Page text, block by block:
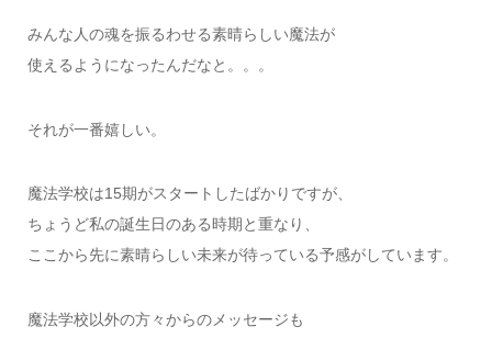
みんな人の魂を振るわせる素晴らしい魔法が
使えるようになったんだなと。。。
それが一番嬉しい。
魔法学校は15期がスタートしたばかりですが、
ちょうど私の誕生日のある時期と重なり、
ここから先に素晴らしい未来が待っている予感がしています。
魔法学校以外の方々からのメッセージも